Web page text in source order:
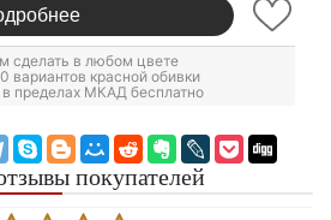
сделать в любом цвете
вариантов красной обивки
пределах МКАД бесплатно
покупателей